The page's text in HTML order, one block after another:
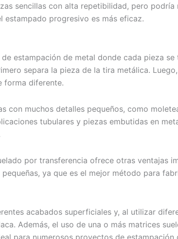
sencillas con alta repetibilidad, pero podría
estampado progresivo es más eficaz.
estampación de metal donde cada pieza se
separa la pieza de la tira metálica.
forma diferente.
con muchos detalles pequeños, como
tubulares y piezas embutidas en
por transferencia ofrece otras ventajas
ya que es el mejor método para
acabados superficiales y, al utilizar
Además, el uso de una o más matrices
para numerosos proyectos de estampación